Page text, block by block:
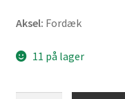
Aksel: Fordæk
11 på lager